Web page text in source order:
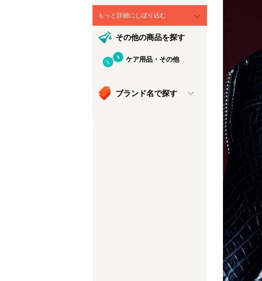
もっと詳細にしぼり込む
その他の商品を探す
ケア用品・その他
ブランド名で探す